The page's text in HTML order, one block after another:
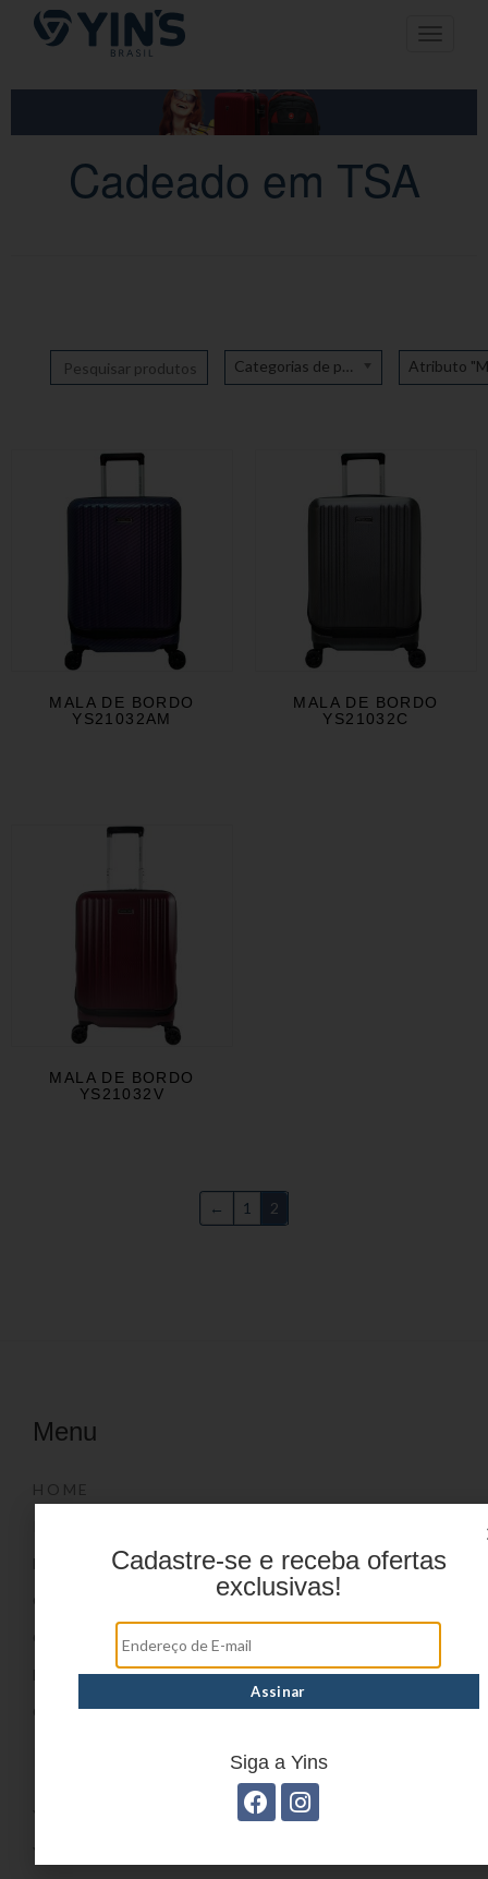
Pular
para
conteúdo
Toggle
Cadeado em TSA
Categorias de produto
MALA DE BORDO
YS21032AM
MALA DE BORDO
YS21032C
MALA DE BORDO
YS21032V
← 1 2
Menu
HOME
DÚVIDAS FREQUENTES
CATÁLOGOS
BLOG
CONTATO
Cadastre-se e receba ofertas
exclusivas!
Siga a Yins